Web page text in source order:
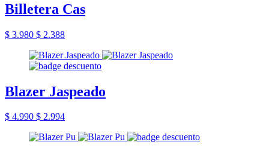
Billetera Cas
$ 3.980 $ 2.388
Blazer Jaspeado
$ 4.990 $ 2.994